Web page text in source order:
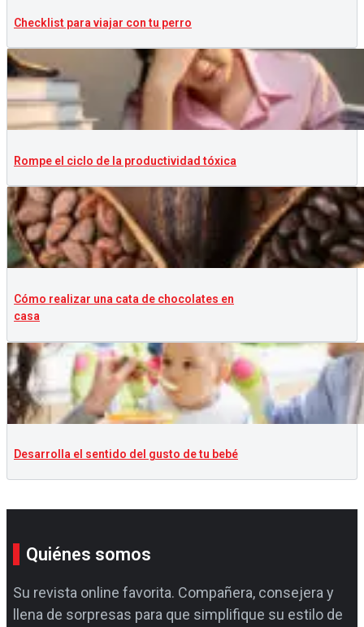
Checklist para viajar con tu perro
Rompe el ciclo de la productividad tóxica
Cómo realizar una cata de chocolates en
casa
Desarrolla el sentido del gusto de tu bebé
Quiénes somos
Su revista online favorita. Compañera, consejera y
llena de sorpresas para que simplifique su estilo de